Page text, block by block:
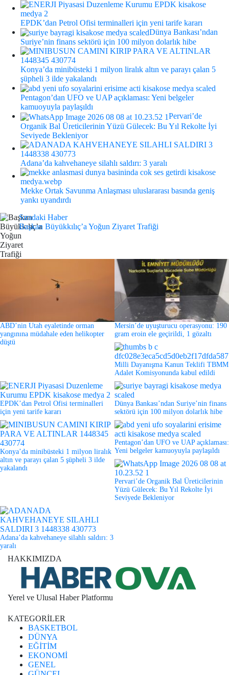
EPDK’dan Petrol Ofisi terminalleri için yeni tarife kararı
Dünya Bankası’ndan
Suriye’nin finans sektörü için 100 milyon dolarlık hibe
Konya’da minibüsteki 1 milyon liralık altın ve parayı çalan 5
şüpheli 3 ilde yakalandı
Pentagon’dan UFO ve UAP açıklaması: Yeni belgeler
kamuoyuyla paylaşıldı
Pervari’de
Organik Bal Üreticilerinin Yüzü Gülecek: Bu Yıl Rekolte İyi
Seviyede Bekleniyor
Adana’da kahvehaneye silahlı saldırı: 3 yaralı
Mekke Ortak Savunma Anlaşması uluslararası basında geniş
yankı uyandırdı
Sıradaki Haber
Başkan Büyükkılıç’a Yoğun Ziyaret Trafiği
ABD’nin Utah eyaletinde orman
yangınına müdahale eden helikopter
düştü
Mersin’de uyuşturucu operasyonu: 190
gram eroin ele geçirildi, 1 gözaltı
Milli Dayanışma Kanun Teklifi TBMM
Adalet Komisyonunda kabul edildi
EPDK’dan Petrol Ofisi terminalleri
için yeni tarife kararı
Dünya Bankası’ndan Suriye’nin finans
sektörü için 100 milyon dolarlık hibe
Konya’da minibüsteki 1 milyon liralık
altın ve parayı çalan 5 şüpheli 3 ilde
yakalandı
Pentagon’dan UFO ve UAP açıklaması:
Yeni belgeler kamuoyuyla paylaşıldı
Pervari’de Organik Bal Üreticilerinin
Yüzü Gülecek: Bu Yıl Rekolte İyi
Seviyede Bekleniyor
Adana’da kahvehaneye silahlı saldırı: 3
yaralı
HAKKIMIZDA
Yerel ve Ulusal Haber Platformu
KATEGORİLER
BASKETBOL
DÜNYA
EĞİTİM
EKONOMİ
GENEL